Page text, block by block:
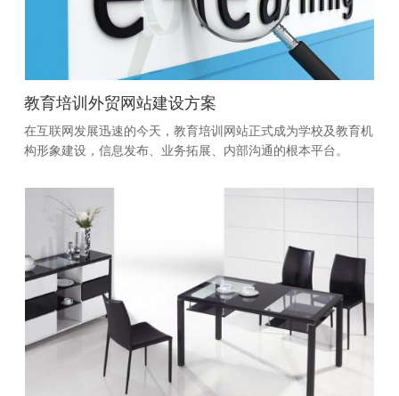
教育培训外贸网站建设方案
在互联网发展迅速的今天，教育培训网站正式成为学校及教育机
构形象建设，信息发布、业务拓展、内部沟通的根本平台。